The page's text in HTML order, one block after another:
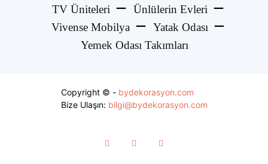
TV Üniteleri
Ünlülerin Evleri
Vivense Mobilya
Yatak Odası
Yemek Odası Takımları
Copyright © - bydekorasyon.com
Bize Ulaşın: bilgi@bydekorasyon.com